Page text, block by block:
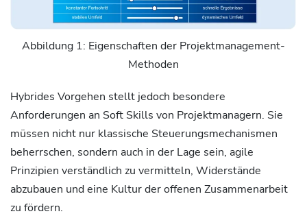
Abbildung 1: Eigenschaften der Projektmanagement-
Methoden
Hybrides Vorgehen stellt jedoch besondere
Anforderungen an Soft Skills von Projektmanagern. Sie
müssen nicht nur klassische Steuerungsmechanismen
beherrschen, sondern auch in der Lage sein, agile
Prinzipien verständlich zu vermitteln, Widerstände
abzubauen und eine Kultur der offenen Zusammenarbeit
zu fördern.